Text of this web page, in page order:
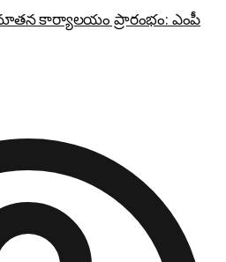
కార్యాలయం ప్రారంభం: ఎంపీ